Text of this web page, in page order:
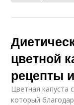
цветной
рецепты
Цветная капуста
который